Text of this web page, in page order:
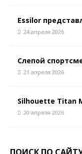
Essilor
24 апреля 2026
Слепой
21 апреля 2026
Silhouette Titan
20 апреля 2026